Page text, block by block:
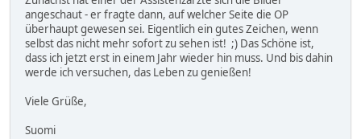
angeschaut - er fragte dann, auf welcher Seite die OP
überhaupt gewesen sei. Eigentlich ein gutes Zeichen, wenn
selbst das nicht mehr sofort zu sehen ist! ;) Das Schöne ist,
dass ich jetzt erst in einem Jahr wieder hin muss. Und bis dahin
werde ich versuchen, das Leben zu genießen!
Viele Grüße,
Suomi